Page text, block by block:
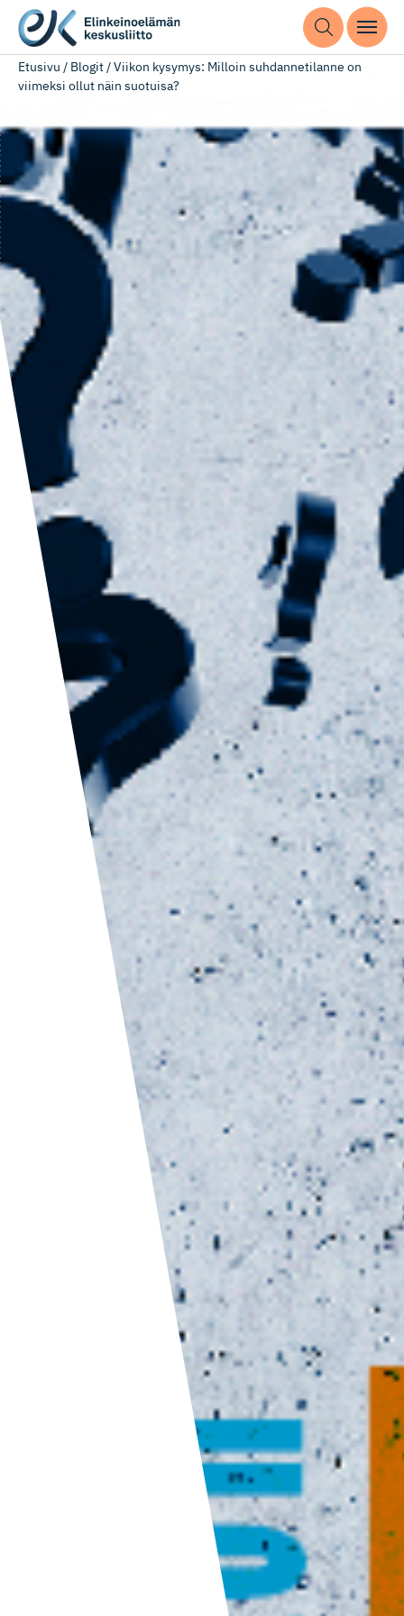
Etusivu / Blogit/Viikon kysymys: Milloin suhdannetilanne on
viimeksi ollut näin suotuisa?